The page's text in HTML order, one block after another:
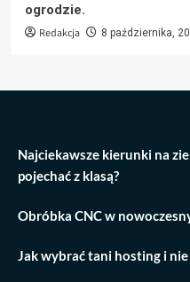
ogrodzie.
Redakcja 8 października,
Najciekawsze kierunki na
pojechać z klasą?
Obróbka CNC w
Jak wybrać tani hosting i